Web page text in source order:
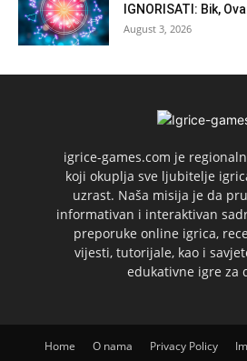
IGNORISATI: Bik,
August 3, 2026
igrice-games.com je
koji okuplja sve ljubitelje
uzrast. Naša misija je da
informativan i interaktivan
preporuke online igrica,
vijesti, tutorijale, kao i
edukativne igre za
Home O nama Privacy Policy